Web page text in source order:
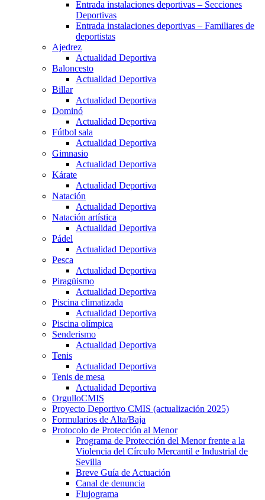
Entrada instalaciones deportivas – Secciones
Deportivas
Entrada instalaciones deportivas – Familiares de
deportistas
Ajedrez
Actualidad Deportiva
Baloncesto
Actualidad Deportiva
Billar
Actualidad Deportiva
Dominó
Actualidad Deportiva
Fútbol sala
Actualidad Deportiva
Gimnasio
Actualidad Deportiva
Kárate
Actualidad Deportiva
Natación
Actualidad Deportiva
Natación artística
Actualidad Deportiva
Pádel
Actualidad Deportiva
Pesca
Actualidad Deportiva
Piragüismo
Actualidad Deportiva
Piscina climatizada
Actualidad Deportiva
Piscina olímpica
Senderismo
Actualidad Deportiva
Tenis
Actualidad Deportiva
Tenis de mesa
Actualidad Deportiva
OrgulloCMIS
Proyecto Deportivo CMIS (actualización 2025)
Formularios de Alta/Baja
Protocolo de Protección al Menor
Programa de Protección del Menor frente a la
Violencia del Círculo Mercantil e Industrial de
Sevilla
Breve Guía de Actuación
Canal de denuncia
Flujograma